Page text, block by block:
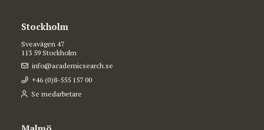
Stockholm
Sveavägen 47
113 59 Stockholm
info@academicsearch.se
+46 (0)8-555 157 00
Se medarbetare